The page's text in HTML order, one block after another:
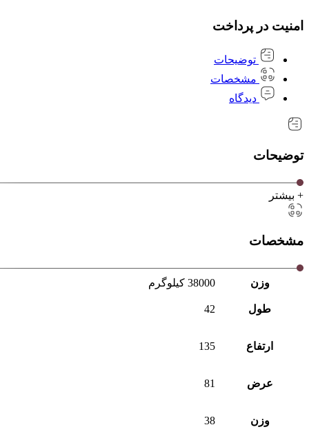
امنیت در پرداخت
توضیحات
مشخصات
دیدگاه
توضیحات
+ بیشتر
مشخصات
وزن 38000 کیلوگرم
طول 42
ارتفاع 135
عرض 81
وزن 38